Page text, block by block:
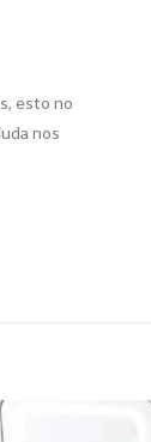
esto no
nos